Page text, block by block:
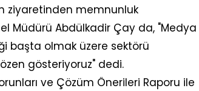
ziyaretinden memnunluk
Müdürü Abdülkadir Çay da, "Medya
başta olmak üzere sektörü
gösteriyoruz" dedi.
ve Çözüm Önerileri Raporu ile